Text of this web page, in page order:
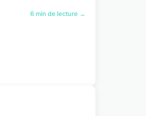
6 min de lecture →